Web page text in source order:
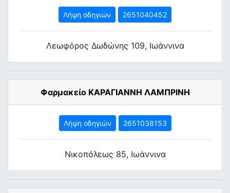
Λήψη οδηγιών 2651040452
Λεωφόρος Δωδώνης 109, Ιωάννινα
Φαρμακείο ΚΑΡΑΓΙΑΝΝΗ ΛΑΜΠΡΙΝΗ
Λήψη οδηγιών 2651038153
Νικοπόλεως 85, Ιωάννινα